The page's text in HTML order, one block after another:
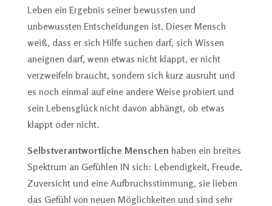
Leben ein Ergebnis seiner bewussten und
unbewussten Entscheidungen ist. Dieser Mensch
weiß, dass er sich Hilfe suchen darf, sich Wissen
aneignen darf, wenn etwas nicht klappt, er nicht
verzweifeln braucht, sondern sich kurz ausruht und
es noch einmal auf eine andere Weise probiert und
sein Lebensglück nicht davon abhängt, ob etwas
klappt oder nicht.
Selbstverantwortliche Menschen haben ein breites
Spektrum an Gefühlen IN sich: Lebendigkeit, Freude,
Zuversicht und eine Aufbruchsstimmung, sie lieben
das Gefühl von neuen Möglichkeiten und sind sehr